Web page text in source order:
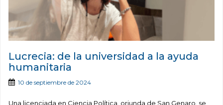
Lucrecia: de la universidad a la ayuda
humanitaria
10 de septiembre de 2024
Una licenciada en Ciencia Política, oriunda de San Genaro, se